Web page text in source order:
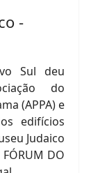
-
Sul deu
do
(APPA) e
edifícios
Judaico
DO